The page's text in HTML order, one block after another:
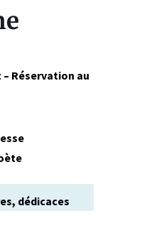
Réservation au
dédicaces